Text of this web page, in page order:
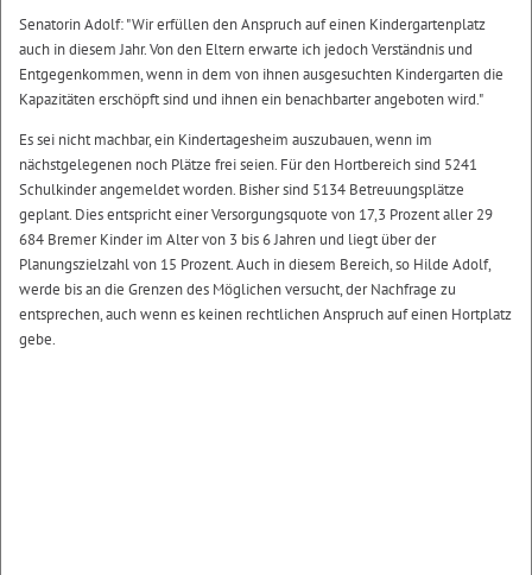
Senatorin Adolf: "Wir erfüllen den Anspruch auf einen Kindergartenplatz
auch in diesem Jahr. Von den Eltern erwarte ich jedoch Verständnis und
Entgegenkommen, wenn in dem von ihnen ausgesuchten Kindergarten die
Kapazitäten erschöpft sind und ihnen ein benachbarter angeboten wird."
Es sei nicht machbar, ein Kindertagesheim auszubauen, wenn im
nächstgelegenen noch Plätze frei seien. Für den Hortbereich sind 5241
Schulkinder angemeldet worden. Bisher sind 5134 Betreuungsplätze
geplant. Dies entspricht einer Versorgungsquote von 17,3 Prozent aller 29
684 Bremer Kinder im Alter von 3 bis 6 Jahren und liegt über der
Planungszielzahl von 15 Prozent. Auch in diesem Bereich, so Hilde Adolf,
werde bis an die Grenzen des Möglichen versucht, der Nachfrage zu
entsprechen, auch wenn es keinen rechtlichen Anspruch auf einen Hortplatz
gebe.